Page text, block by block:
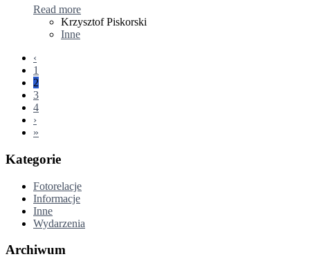
Read more
Krzysztof Piskorski
Inne
‹
1
2
3
4
›
»
Kategorie
Fotorelacje
Informacje
Inne
Wydarzenia
Archiwum